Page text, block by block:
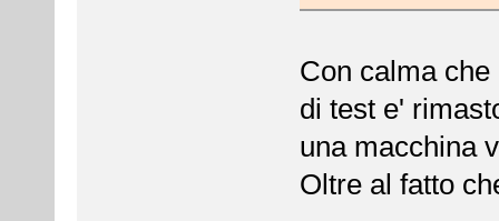
Con calma
di test e'
una macchina
Oltre al fatto